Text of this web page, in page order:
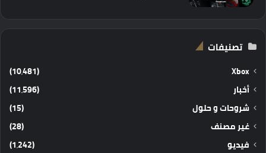
تصنيفات
Xbox
(10٬481)
أخبار
(11٬596)
شروحات و حلول
(15)
غير مصنف
(28)
فيديو
(1٬242)